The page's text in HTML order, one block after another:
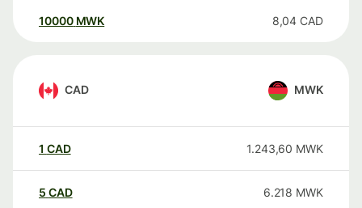
10000 MWK 8,04 CAD
CAD MWK
1 CAD 1.243,60 MWK
5 CAD 6.218 MWK